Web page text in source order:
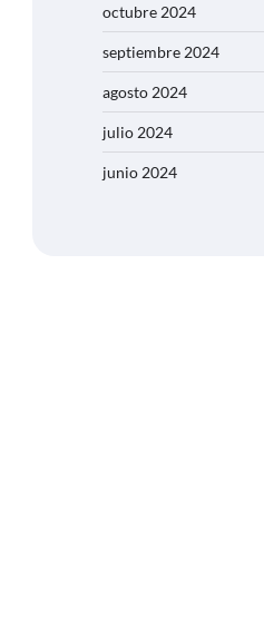
octubre 2024
septiembre 2024
agosto 2024
julio 2024
junio 2024